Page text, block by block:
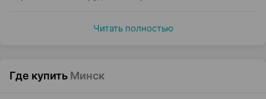
Читать полностью
Где купить Минск